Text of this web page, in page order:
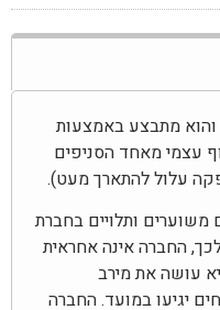
7 ימי עסקים והוא מתבצע באמצעות
עצמי מאחד הסניפים
עלול להתארך מעט).
משוערים ותלויים בחברת
החברה אינה אחראית
עושה את מירב
יגיעו במועד. החברה